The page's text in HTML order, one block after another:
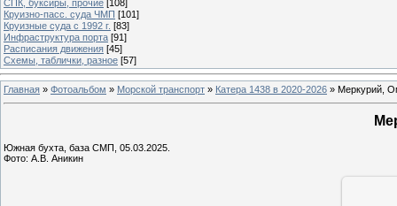
СПК, буксиры, прочие [108]
Круизно-пасс. суда ЧМП [101]
Круизные суда с 1992 г. [83]
Инфраструктура порта [91]
Расписания движения [45]
Схемы, таблички, разное [57]
Главная » Фотоальбом » Морской транспорт » Катера 1438 в 2020-2026 » Меркурий,
Южная бухта, база СМП, 05.03.2025.
Фото: А.В. Аникин